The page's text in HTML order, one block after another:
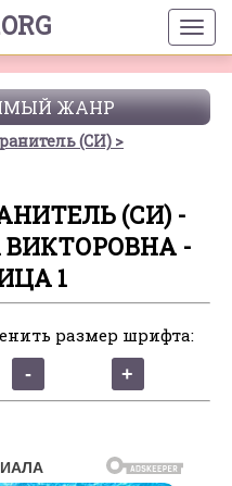
ЖАНР
(СИ)
(СИ) -
-
1
размер шрифта: